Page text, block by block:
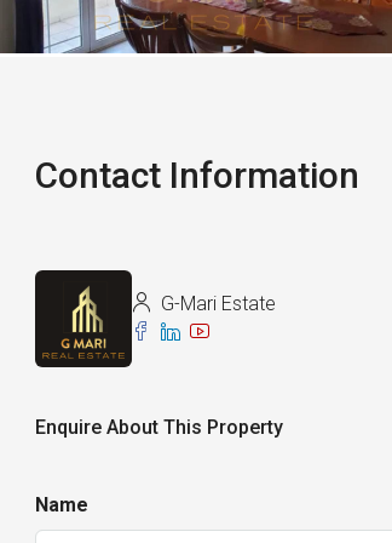
Contact Information
G-Mari Estate
Enquire About This Property
Name